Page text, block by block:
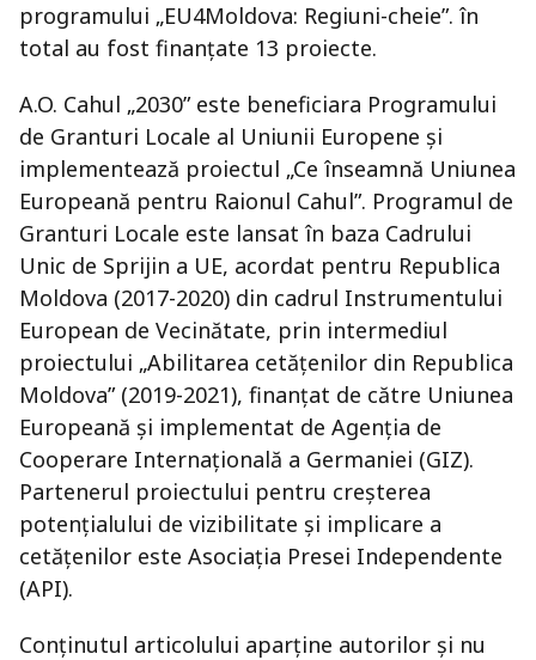
programului „EU4Moldova: Regiuni-cheie”. în
total au fost finanțate 13 proiecte.
A.O. Cahul „2030” este beneficiara Programului
de Granturi Locale al Uniunii Europene și
implementează proiectul „Ce înseamnă Uniunea
Europeană pentru Raionul Cahul”. Programul de
Granturi Locale este lansat în baza Cadrului
Unic de Sprijin a UE, acordat pentru Republica
Moldova (2017-2020) din cadrul Instrumentului
European de Vecinătate, prin intermediul
proiectului „Abilitarea cetățenilor din Republica
Moldova” (2019-2021), finanțat de către Uniunea
Europeană și implementat de Agenția de
Cooperare Internațională a Germaniei (GIZ).
Partenerul proiectului pentru creșterea
potențialului de vizibilitate și implicare a
cetățenilor este Asociația Presei Independente
(API).
Conținutul articolului aparține autorilor și nu